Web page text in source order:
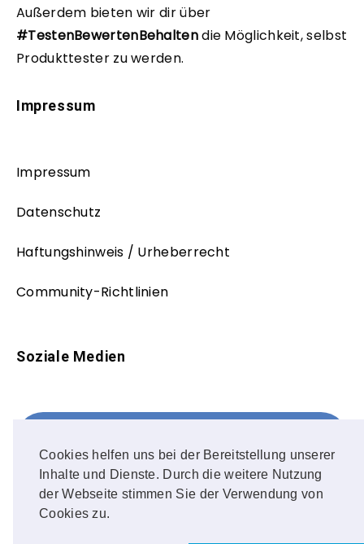
Cookies helfen uns bei der Bereitstellung unserer
Inhalte und Dienste. Durch die weitere Nutzung
der Webseite stimmen Sie der Verwendung von
Cookies zu.
Außerdem bieten wir dir über
#TestenBewertenBehaltendie Möglichkeit, selbst
Produkttester zu werden.
Impressum
Impressum
Datenschutz
Haftungshinweis / Urheberrecht
Community-Richtlinien
Soziale Medien
FOLLOW ME!
Instagram
OUR PHOTOS!